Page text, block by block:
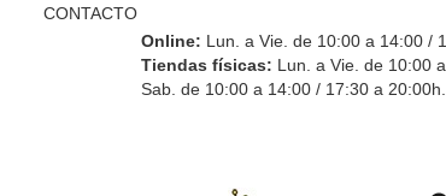
CONTACTO
Online: Lun. a Vie. de 10:00 a 14:00 /
Tiendas físicas: Lun. a Vie. de 10:00
Sab. de 10:00 a 14:00 / 17:30 a 20:00h.